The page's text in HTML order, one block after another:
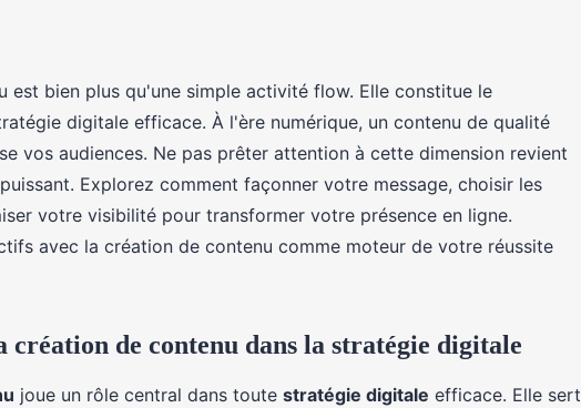
de la
est bien plus qu'une simple activité flow. Elle constitue le
digitale efficace. À l'ère numérique, un contenu de qualité
vos audiences. Ne pas prêter attention à cette dimension revient
Explorez comment façonner votre message, choisir les
votre visibilité pour transformer votre présence en ligne.
avec la création de contenu comme moteur de votre réussite
création de contenu dans la stratégie digitale
joue un rôle central dans toute stratégie digitale efficace. Elle sert